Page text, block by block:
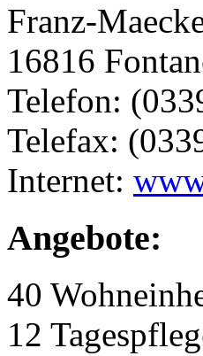
Franz-
16816
Telefon:
Telefax:
Internet:
Angebote:
40
12